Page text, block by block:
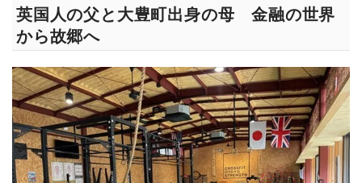
英国人の父と大豊町出身の母 金融の世界
から故郷へ